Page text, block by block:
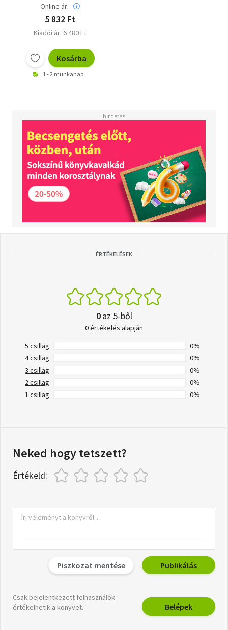
Online ár:
5 832 Ft
Kiadói ár: 6 480 Ft
Kosárba
1 - 2 munkanap
ÉRTÉKELÉSEK
0az 5-ből
0 értékelés alapján
5 csillag
0%
4 csillag
0%
3 csillag
0%
2 csillag
0%
1 csillag
0%
Neked hogy tetszett?
Értékeld:
Piszkozat mentése Publikálás
Csak bejelentkezett felhasználók
értékelhetik a könyvet.
Belépek